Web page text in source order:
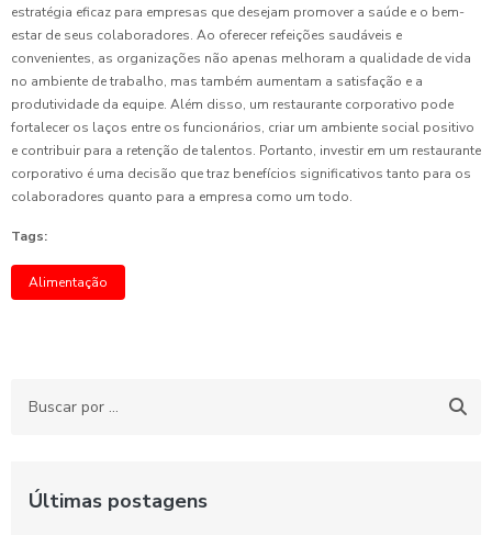
estratégia eficaz para empresas que desejam promover a saúde e o bem-
estar de seus colaboradores. Ao oferecer refeições saudáveis e
convenientes, as organizações não apenas melhoram a qualidade de vida
no ambiente de trabalho, mas também aumentam a satisfação e a
produtividade da equipe. Além disso, um restaurante corporativo pode
fortalecer os laços entre os funcionários, criar um ambiente social positivo
e contribuir para a retenção de talentos. Portanto, investir em um restaurante
corporativo é uma decisão que traz benefícios significativos tanto para os
colaboradores quanto para a empresa como um todo.
Tags:
Alimentação
Últimas postagens